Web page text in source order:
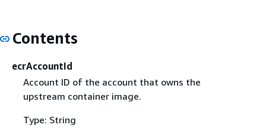
Contents
ecrAccountId
Account ID of the account that owns the
upstream container image.
Type: String